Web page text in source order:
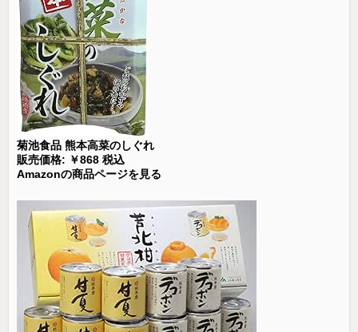
菊池食品 熊本高菜のしぐれ
販売価格: ￥868 税込
Amazonの商品ページを見る